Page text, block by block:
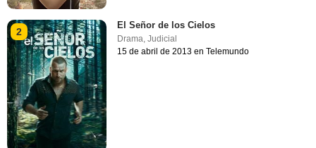
2
El Señor de los Cielos
Drama,Judicial
15 de abril de 2013 en Telemundo